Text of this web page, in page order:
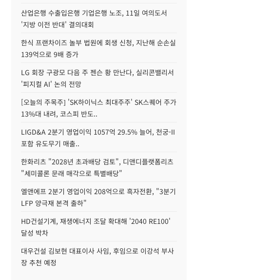
산업은행 수출입은행 기업은행 노조, 11일 여의도서
'지방 이전 반대' 결의대회
한식 프랜차이즈 놀부 법원에 회생 신청, 지난해 순손실
139억으로 9배 증가
LG 회장 구광모 다음 주 젠슨 황 만난다, 실리콘밸리서
'피지컬 AI' 논의 전망
[오늘의 주목주] 'SK하이닉스 최대주주' SK스퀘어 주가
13%대 내려, 코스피 반도..
LIGD&A 2분기 영업이익 1057억 29.5% 늘어, 천궁-II
포함 유도무기 매출..
한화리츠 "2028년 초과배당 검토", 디앤디플랫폼리츠
"세미콜론 문래 매각으로 특별배당"
엘앤에프 2분기 영업이익 208억으로 흑자전환, "3분기
LFP 양극재 본격 출하"
HD건설기계, 재생에너지 조달 확대해 '2040 RE100'
달성 박차
대우건설 김보현 대표이사 사임, 후임으로 이강석 부사
장 추천 예정